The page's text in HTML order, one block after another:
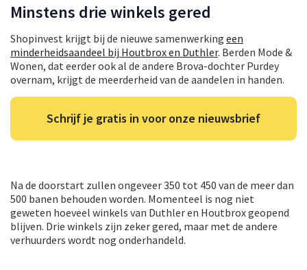
Minstens drie winkels gered
Shopinvest krijgt bij de nieuwe samenwerking een
minderheidsaandeel bij Houtbrox en Duthler. Berden Mode &
Wonen, dat eerder ook al de andere Brova-dochter Purdey
overnam, krijgt de meerderheid van de aandelen in handen.
Schrijf je gratis in voor onze nieuwsbrief
Na de doorstart zullen ongeveer 350 tot 450 van de meer dan
500 banen behouden worden. Momenteel is nog niet
geweten hoeveel winkels van Duthler en Houtbrox geopend
blijven. Drie winkels zijn zeker gered, maar met de andere
verhuurders wordt nog onderhandeld.